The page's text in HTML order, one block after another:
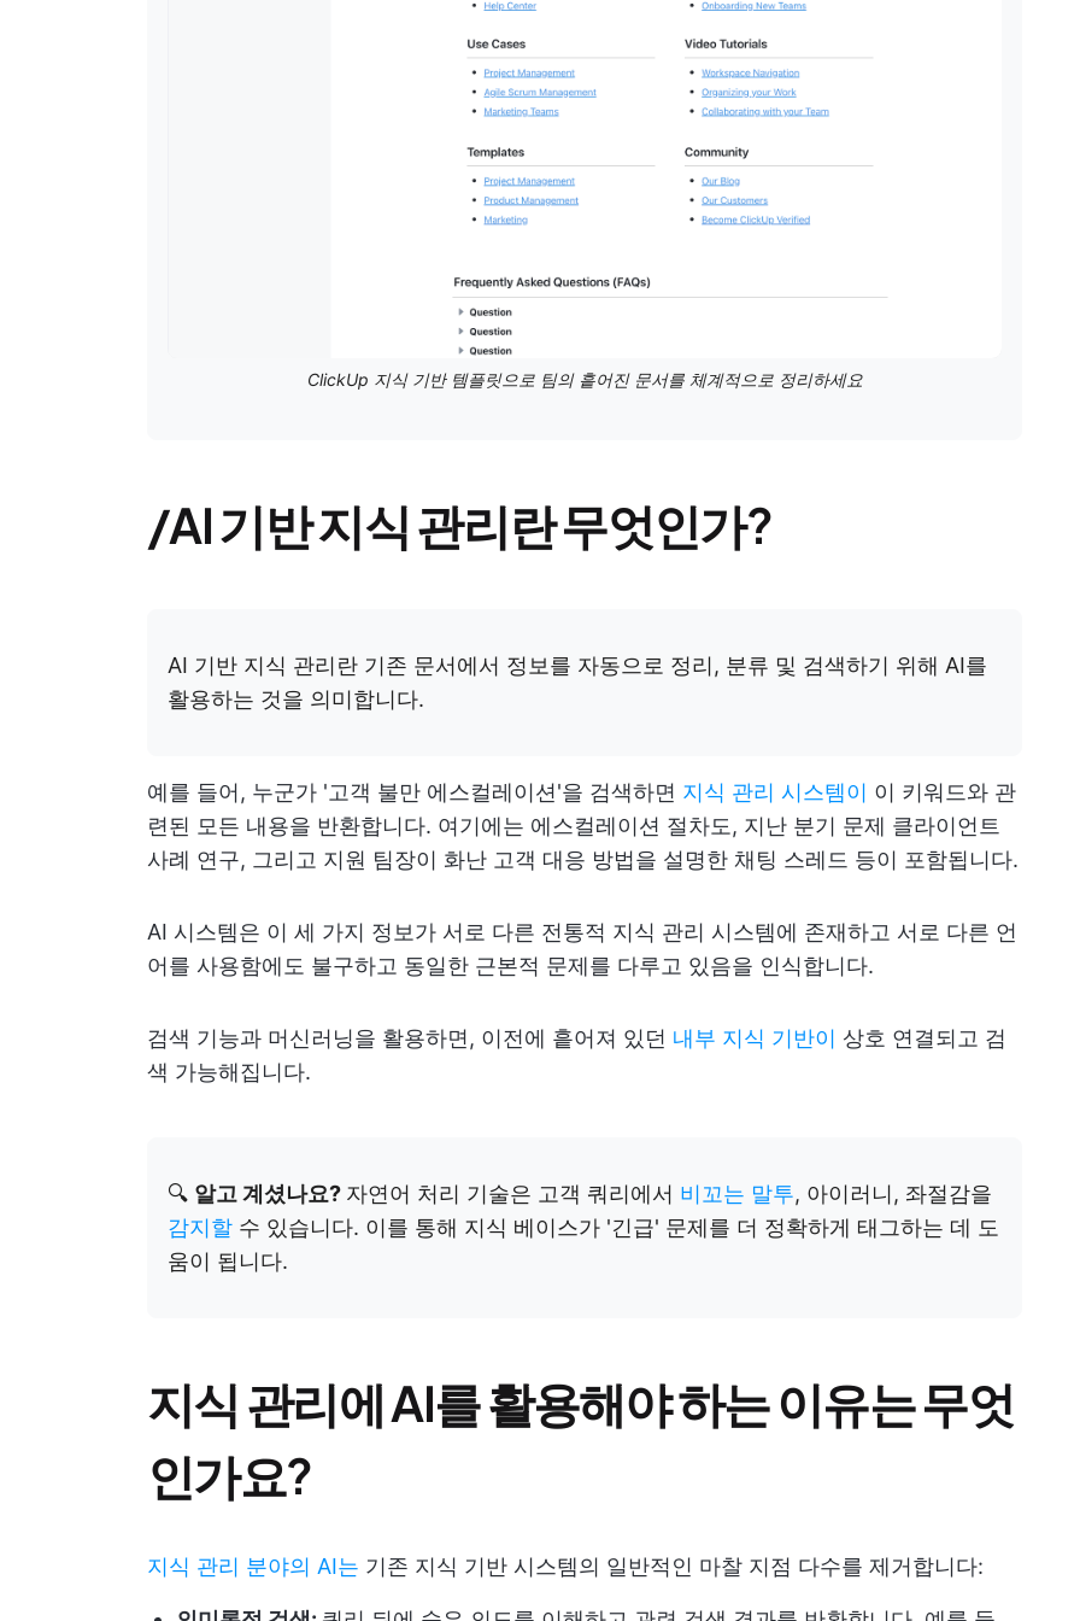
ClickUp 지식 기반 템플릿으로 팀의 흩어진 문서를 체계적으로 정리하세요
/AI 기반 지식 관리란 무엇인가?
AI 기반 지식 관리란 기존 문서에서 정보를 자동으로 정리, 분류 및 검색하기 위해 AI를
활용하는 것을 의미합니다.
예를 들어, 누군가 '고객 불만 에스컬레이션'을 검색하면 지식 관리 시스템이 이 키워드와 관
련된 모든 내용을 반환합니다. 여기에는 에스컬레이션 절차도, 지난 분기 문제 클라이언트
사례 연구, 그리고 지원 팀장이 화난 고객 대응 방법을 설명한 채팅 스레드 등이 포함됩니다.
AI 시스템은 이 세 가지 정보가 서로 다른 전통적 지식 관리 시스템에 존재하고 서로 다른 언
어를 사용함에도 불구하고 동일한 근본적 문제를 다루고 있음을 인식합니다.
검색 기능과 머신러닝을 활용하면, 이전에 흩어져 있던 내부 지식 기반이 상호 연결되고 검
색 가능해집니다.
🔍 알고 계셨나요? 자연어 처리 기술은 고객 쿼리에서 비꼬는 말투, 아이러니, 좌절감을
감지할 수 있습니다. 이를 통해 지식 베이스가 '긴급' 문제를 더 정확하게 태그하는 데 도
움이 됩니다.
지식 관리에 AI를 활용해야 하는 이유는 무엇
인가요?
지식 관리 분야의 AI는 기존 지식 기반 시스템의 일반적인 마찰 지점 다수를 제거합니다: